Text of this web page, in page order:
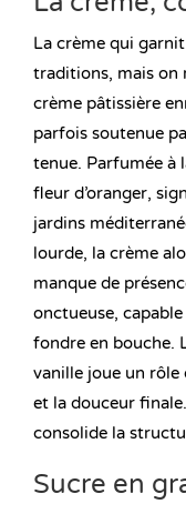
La crème qui
traditions, mais on
crème pâtissière
parfois soutenue
tenue. Parfumée à
fleur d’oranger,
jardins
lourde, la crème
manque de
onctueuse,
fondre en bouche.
vanille joue un rôle
et la douceur
consolide la
Sucre en